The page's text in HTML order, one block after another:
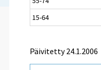
15-64
Päivitetty24.1.2006